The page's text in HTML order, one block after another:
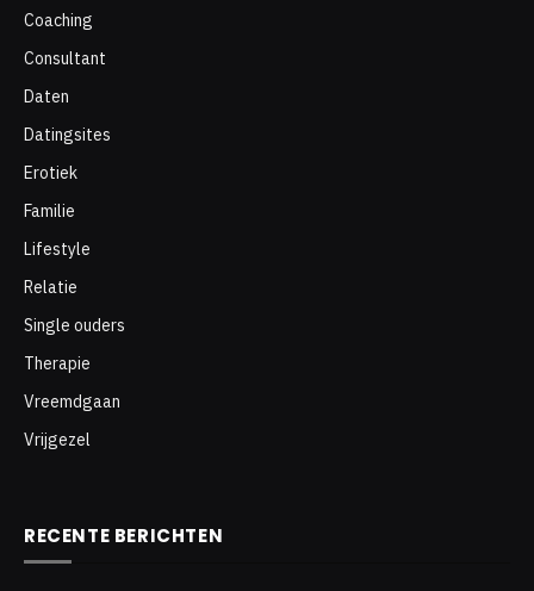
Coaching
Consultant
Daten
Datingsites
Erotiek
Familie
Lifestyle
Relatie
Single ouders
Therapie
Vreemdgaan
Vrijgezel
RECENTE BERICHTEN